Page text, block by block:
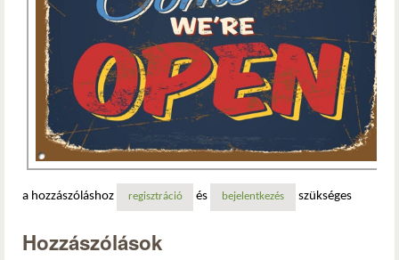
a hozzászóláshoz regisztráció és bejelentkezés szükséges
Hozzászólások